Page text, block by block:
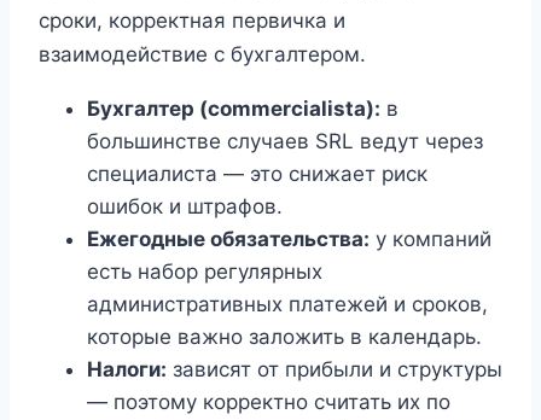
сроки, корректная первичка и
взаимодействие с бухгалтером.
Бухгалтер (commercialista): в
большинстве случаев SRL ведут через
специалиста — это снижает риск
ошибок и штрафов.
Ежегодные обязательства: у компаний
есть набор регулярных
административных платежей и сроков,
которые важно заложить в календарь.
Налоги: зависят от прибыли и структуры
— поэтому корректно считать их по